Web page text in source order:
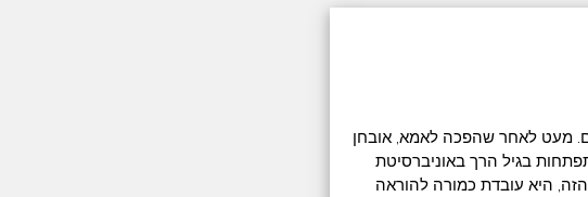
מעט לאחר שהפכה לאמא, אובחן
בגיל הרך באוניברסיטת
היא עובדת כמורה להוראה